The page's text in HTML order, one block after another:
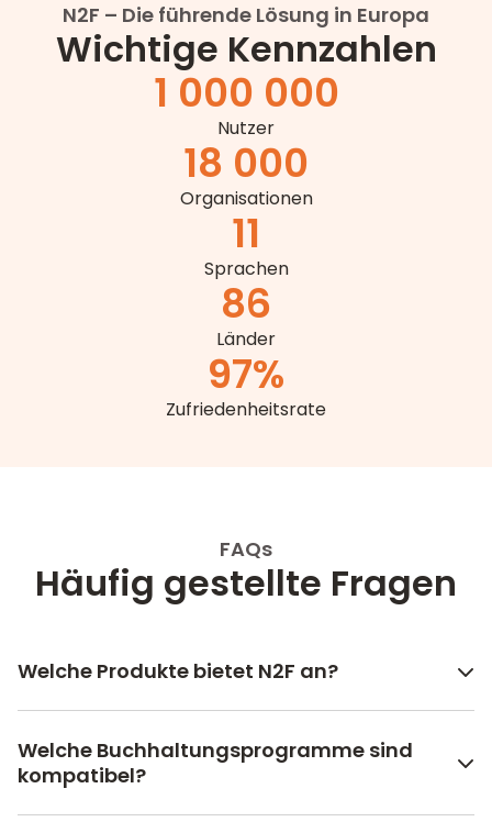
N2F – Die führende Lösung in Europa
Wichtige Kennzahlen
1 000 000
Nutzer
18 000
Organisationen
11
Sprachen
86
Länder
97%
Zufriedenheitsrate
FAQs
Häufig gestellte Fragen
Welche Produkte bietet N2F an?
Welche Buchhaltungsprogramme sind
kompatibel?